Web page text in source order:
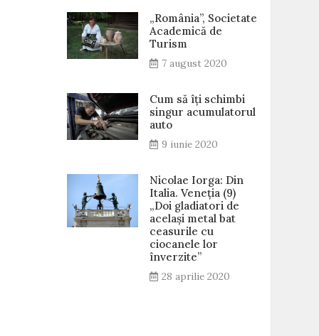
„România”, Societate
Academică de
Turism
7 august 2020
Cum să îți schimbi
singur acumulatorul
auto
9 iunie 2020
Nicolae Iorga: Din
Italia. Veneţia (9)
„Doi gladiatori de
același metal bat
ceasurile cu
ciocanele lor
înverzite”
28 aprilie 2020